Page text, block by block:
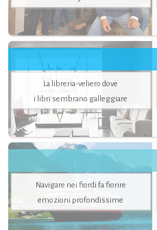
La libreria-veliero dove
i libri sembrano galleggiare
Navigare nei fiordi fa fiorire
emozioni profondissime